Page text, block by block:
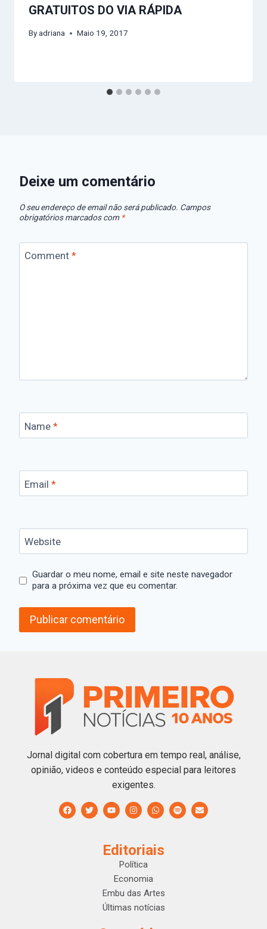
GRATUITOS DO VIA RÁPIDA
Byadriana Maio 19, 2017
Deixe um comentário
O seu endereço de email não será publicado. Campos
obrigatórios marcados com *
Comment *
Name *
Email *
Website
Guardar o meu nome, email e site neste navegador
para a próxima vez que eu comentar.
Jornal digital com cobertura em tempo real, análise,
opinião, videos e conteúdo especial para leitores
exigentes.
Editoriais
Política
Economia
Embu das Artes
Últimas notícias